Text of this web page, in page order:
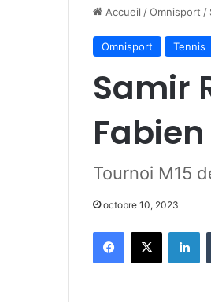
Accueil /Omnisport /
Omnisport Tennis
Samir
Tournoi M15
octobre 10, 2023
Facebook
X